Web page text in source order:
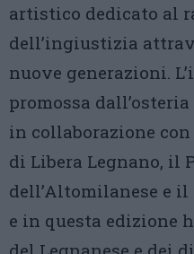
artistico dedicato al
dell’ingiustizia
nuove generazioni.
promossa
in collaborazione
di Libera Legnano, il
dell’Altomilanese e
e in questa edizione